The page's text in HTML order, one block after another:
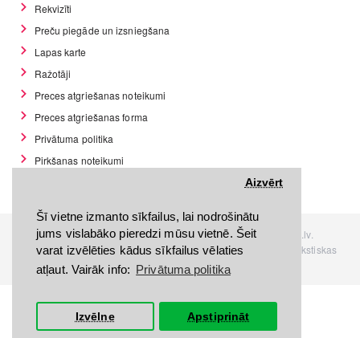
Šī vietne izmanto sīkfailus, lai nodrošinātu
jums vislabāko pieredzi mūsu vietnē. Šeit
varat izvēlēties kādus sīkfailus vēlaties
atļaut. Vairāk info: Privātuma politika
Aizvērt
Izvēlne Apstiprināt
Rekvizīti
Preču piegāde un izsniegšana
Lapas karte
Ražotāji
Preces atgriešanas noteikumi
Preces atgriešanas forma
Privātuma politika
Pirkšanas noteikumi
Visas tiesības rezervētas. Interneta veikals www.Discomania.lv.
Jebkuras Discomania.lv informācijas pārpublicēšana, bez rakstiskas
atļaujas, stingri aizliegta.